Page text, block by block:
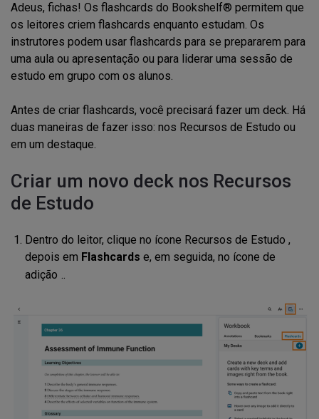
Adeus, fichas! Os flashcards do Bookshelf® permitem que
os leitores criem flashcards enquanto estudam. Os
instrutores podem usar flashcards para se prepararem para
uma aula ou apresentação ou para liderar uma sessão de
estudo em grupo com os alunos.
Antes de criar flashcards, você precisará fazer um deck. Há
duas maneiras de fazer isso: nos Recursos de Estudo ou
em um destaque.
Criar um novo deck nos Recursos
de Estudo
Dentro do leitor, clique no ícone Recursos de Estudo ,
depois em Flashcards e, em seguida, no ícone de
adição ..